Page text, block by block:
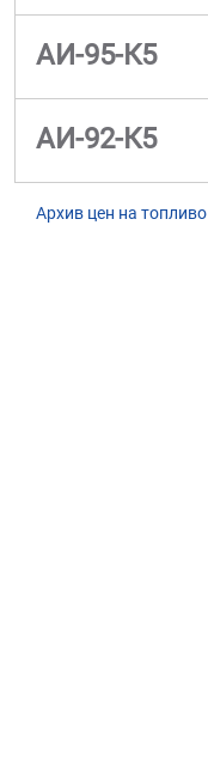
АИ-95-К5
АИ-92-К5
Архив цен на топливо